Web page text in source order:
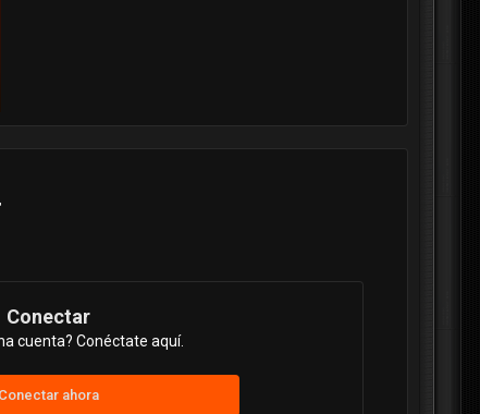
Conectar
cuenta? Conéctate aquí.
Conectar ahora